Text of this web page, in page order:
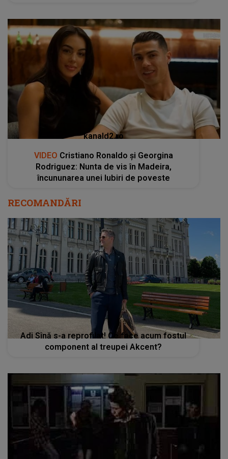
kanald2.ro
VIDEO Cristiano Ronaldo și Georgina
Rodriguez: Nunta de vis în Madeira,
încununarea unei Iubiri de poveste
RECOMANDĂRI
Adi Sînă s-a reprofilat! Ce face acum fostul
component al treupei Akcent?